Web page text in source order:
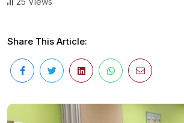
Share This Article: